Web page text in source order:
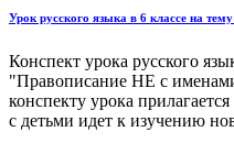
Урок русского языка в 6 классе на
Конспект урока русского
"Правописание НЕ с
конспекту урока
с детьми идет к изучению